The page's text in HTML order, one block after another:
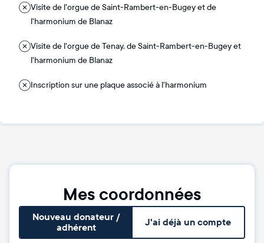
Visite de l'orgue de Saint-Rambert-en-Bugey et de
l'harmonium de Blanaz
Visite de l'orgue de Tenay, de Saint-Rambert-en-Bugey et
l'harmonium de Blanaz
Inscription sur une plaque associé à l'harmonium
Mes coordonnées
Nouveau donateur /
adhérent
J'ai déjà un compte